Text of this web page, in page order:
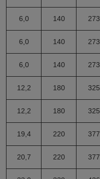
6,0 140 273
6,0 140 273
6,0 140 273
12,2 180 325
12,2 180 325
19,4 220 377
20,7 220 377